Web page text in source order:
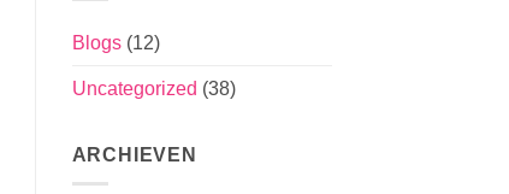
Blogs(12)
Uncategorized (38)
ARCHIEVEN